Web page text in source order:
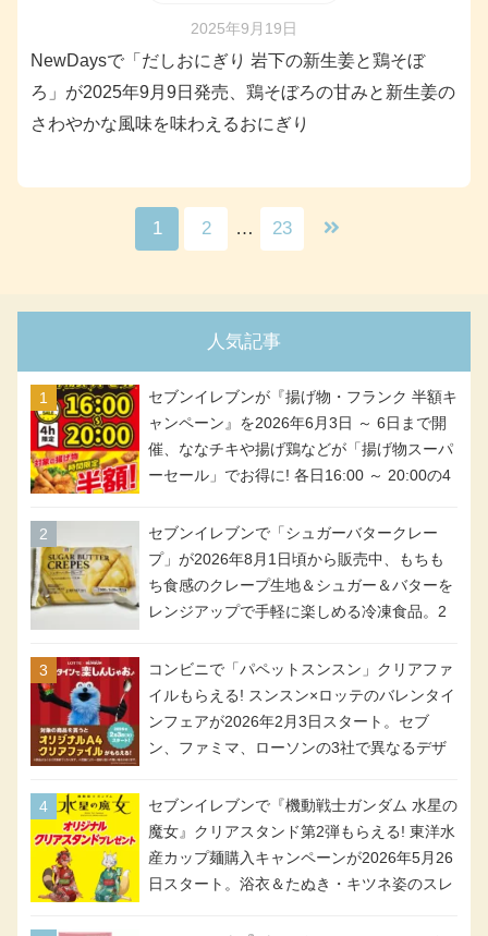
2025年9月19日
NewDaysで「だしおにぎり 岩下の新生姜と鶏そぼ
ろ」が2025年9月9日発売、鶏そぼろの甘みと新生姜の
さわやかな風味を味わえるおにぎり
1 2 … 23
人気記事
セブンイレブンが『揚げ物・フランク 半額キ
ャンペーン』を2026年6月3日 ～ 6日まで開
催、ななチキや揚げ鶏などが「揚げ物スーパ
ーセール」でお得に! 各日16:00 ～ 20:00の4
アメリカンドッグが税抜き69円!
セブンイレブンで「シュガーバタークレー
プ」が2026年8月1日頃から販売中、もちも
ち食感のクレープ生地＆シュガー＆バターを
レンジアップで手軽に楽しめる冷凍食品。2
コンビニで「パペットスンスン」クリアファ
イルもらえる! スンスン×ロッテのバレンタイ
ンフェアが2026年2月3日スタート。セブ
ン、ファミマ、ローソンの3社で異なるデザ
セブンイレブンで『機動戦士ガンダム 水星の
魔女』クリアスタンド第2弾もらえる! 東洋水
産カップ麺購入キャンペーンが2026年5月26
日スタート。浴衣＆たぬき・キツネ姿のスレ